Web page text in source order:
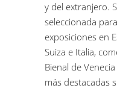
y del extranjero.
seleccionada
exposiciones en
Suiza e Italia,
Bienal de
más destacadas